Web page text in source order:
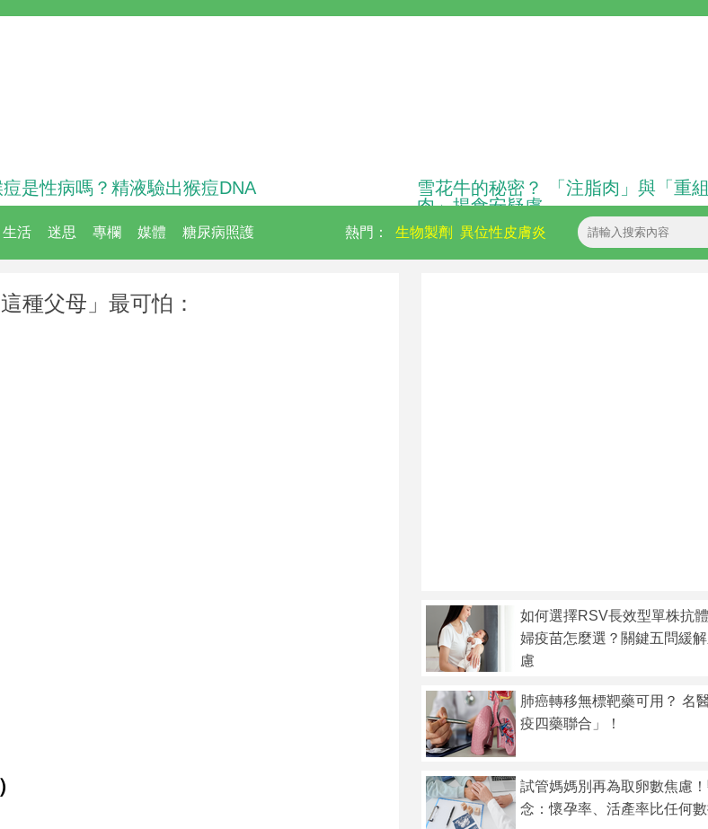
痘是性病嗎？精液驗出猴痘DNA
雪花牛的秘密？ 「注脂肉」與「重
肉」揭食安疑慮
生活 迷思 專欄 媒體 糖尿病照護 異位性皮膚炎
生物製劑
熱門：
種父母」最可怕：
如何選擇RSV長效型單株抗
婦疫苗怎麼選？關鍵五問緩
慮
肺癌轉移無標靶藥可用？ 名
疫四藥聯合」！
試管媽媽別再為取卵數焦慮
念：懷孕率、活產率比任何